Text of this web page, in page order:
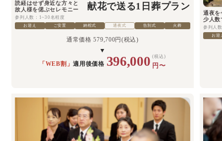
読経はせず身近な方々と
故人様を偲ぶセレモニー
献花で送る1日葬プラン
参列人数：1~30名程度
お迎え ご安置 納棺式 通夜式 告別式 火葬
通常価格 579,700円(税込)
▼
「WEB割」適用後価格 396,000 (税込)
円〜
通夜を
少人数
参列人
お迎